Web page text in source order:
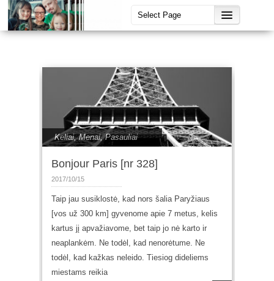
Keliai,Menai,Pasauliai
Bonjour Paris [nr 328]
2017/10/15
Taip jau susiklostė, kad nors šalia Paryžiaus
[vos už 300 km] gyvenome apie 7 metus, kelis
kartus jį apvažiavome, bet taip jo nė karto ir
neaplankėm. Ne todėl, kad nenorėtume. Ne
todėl, kad kažkas neleido. Tiesiog dideliems
miestams reikia